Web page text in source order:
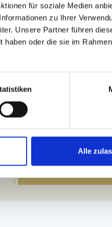
für soziale Medien
zu Ihrer
Unsere Partner führen
oder die sie im
Alle
ab4399€
JETZT
27.03.2027 -
ab4699€